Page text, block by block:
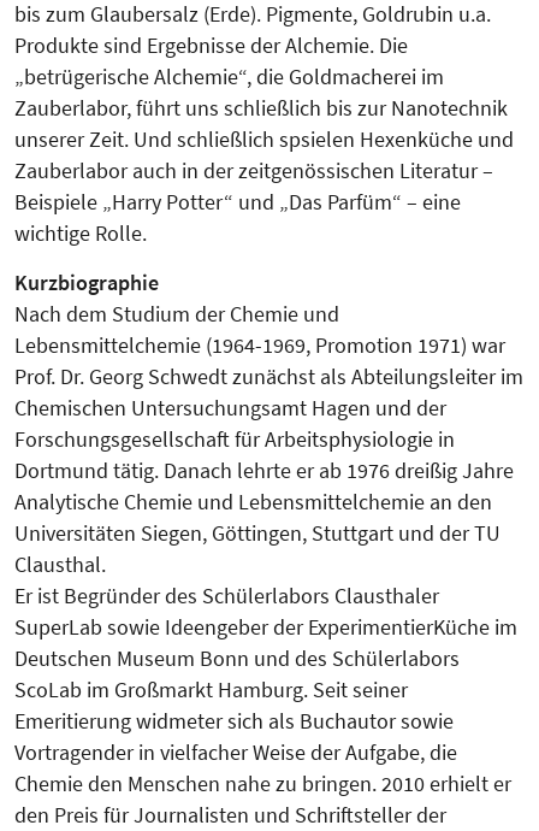
bis zum Glaubersalz (Erde). Pigmente, Goldrubin u.a.
Produkte sind Ergebnisse der Alchemie. Die
„betrügerische Alchemie“, die Goldmacherei im
Zauberlabor, führt uns schließlich bis zur Nanotechnik
unserer Zeit. Und schließlich spsielen Hexenküche und
Zauberlabor auch in der zeitgenössischen Literatur –
Beispiele „Harry Potter“ und „Das Parfüm“ – eine
wichtige Rolle.
Kurzbiographie
Nach dem Studium der Chemie und
Lebensmittelchemie (1964-1969, Promotion 1971) war
Prof. Dr. Georg Schwedt zunächst als Abteilungsleiter im
Chemischen Untersuchungsamt Hagen und der
Forschungsgesellschaft für Arbeitsphysiologie in
Dortmund tätig. Danach lehrte er ab 1976 dreißig Jahre
Analytische Chemie und Lebensmittelchemie an den
Universitäten Siegen, Göttingen, Stuttgart und der TU
Clausthal.
Er ist Begründer des Schülerlabors Clausthaler
SuperLab sowie Ideengeber der ExperimentierKüche im
Deutschen Museum Bonn und des Schülerlabors
ScoLab im Großmarkt Hamburg. Seit seiner
Emeritierung widmeter sich als Buchautor sowie
Vortragender in vielfacher Weise der Aufgabe, die
Chemie den Menschen nahe zu bringen. 2010 erhielt er
den Preis für Journalisten und Schriftsteller der